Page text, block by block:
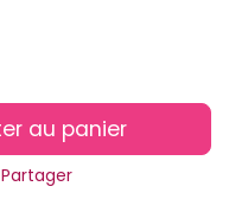
au panier
Partager